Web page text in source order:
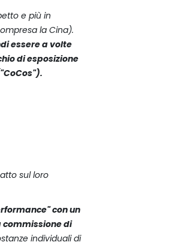
e più in
la Cina).
essere a volte
di esposizione
sul loro
con un
commissione di
individuali di